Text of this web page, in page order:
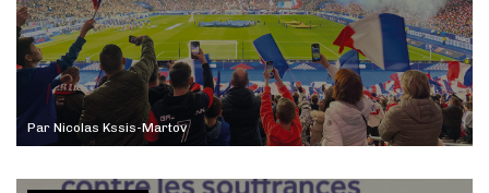
Par Nicolas Kssis-Martov